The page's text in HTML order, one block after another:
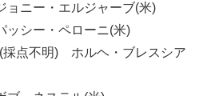
ニー・エルジャーブ(米)
シー・ペローニ(米)
点不明) ホルヘ・ブレスシア